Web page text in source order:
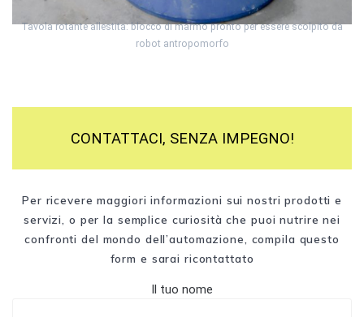
Tavola rotante allestita: blocco di marmo pronto per essere scolpito da
robot antropomorfo
CONTATTACI, SENZA IMPEGNO!
Per ricevere maggiori informazioni sui nostri prodotti e
servizi, o per la semplice curiosità che puoi nutrire nei
confronti del mondo dell’automazione, compila questo
form e sarai ricontattato
Il tuo nome